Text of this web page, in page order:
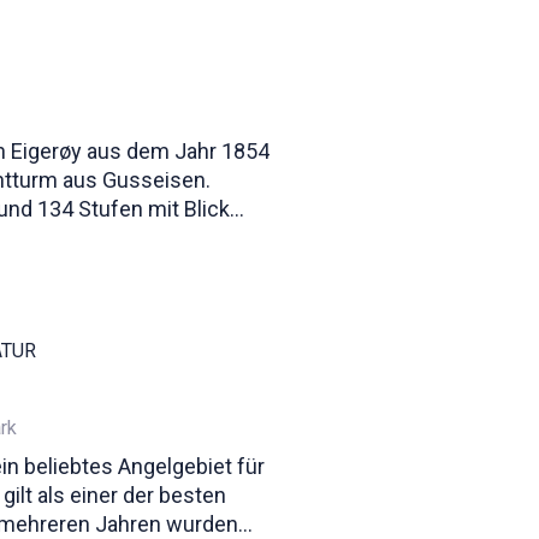
aus dem Jahr 1854
aus Gusseisen.
134 Stufen mit Blick
beliebtes Angelgebiet für
als einer der besten
Jahren wurden